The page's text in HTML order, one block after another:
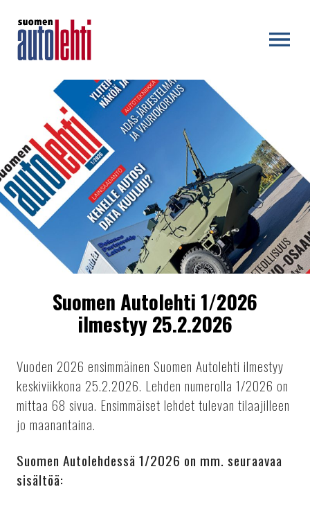
Suomen Autolehti 1/2026
ilmestyy 25.2.2026
Vuoden 2026 ensimmäinen Suomen Autolehti ilmestyy
keskiviikkona 25.2.2026. Lehden numerolla 1/2026 on
mittaa 68 sivua. Ensimmäiset lehdet tulevan tilaajilleen
jo maanantaina.
Suomen Autolehdessä 1/2026 on mm. seuraavaa
sisältöä: